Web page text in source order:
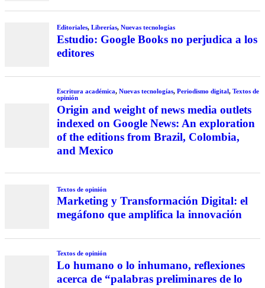
Editoriales, Librerías, Nuevas tecnologías
Estudio: Google Books no perjudica a los
editores
Escritura académica, Nuevas tecnologías, Periodismo digital, Textos de
opinión
Origin and weight of news media outlets
indexed on Google News: An exploration
of the editions from Brazil, Colombia,
and Mexico
Textos de opinión
Marketing y Transformación Digital: el
megáfono que amplifica la innovación
Textos de opinión
Lo humano o lo inhumano, reflexiones
acerca de “palabras preliminares de lo